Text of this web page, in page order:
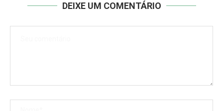
DEIXE UM COMENTÁRIO